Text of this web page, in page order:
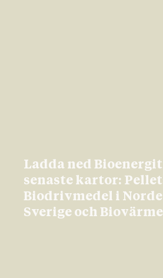
Ladda ned
senaste kartor:
Biodrivmedel i
Sverige och